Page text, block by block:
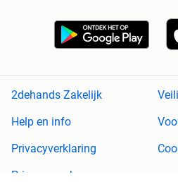
2dehands Zakelijk
Help en info
Privacyverklaring
Privacyvoorkeuren